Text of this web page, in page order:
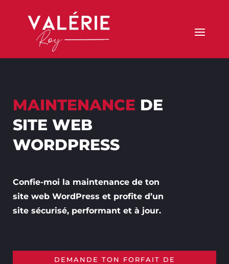
MAINTENANCE DE
SITE WEB
WORDPRESS
Confie-moi la maintenance de ton
site web WordPress et profite d’un
site sécurisé, performant et à jour.
DEMANDE TON FORFAIT DE